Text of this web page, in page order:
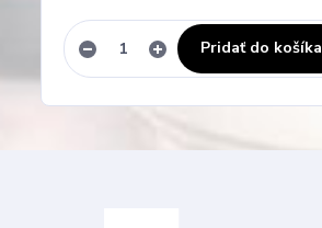
Pridať do košíka